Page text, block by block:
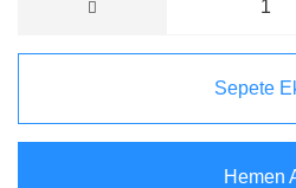
Sepete
Hemen